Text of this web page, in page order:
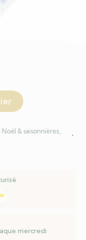
& saisonnières
mercredi